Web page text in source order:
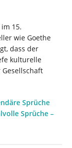
15.
wie Goethe
dass der
kulturelle
Sprüche
Sprüche –